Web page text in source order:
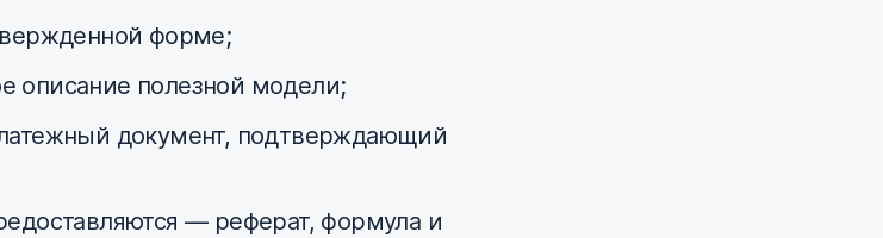
форме;
описание полезной модели;
документ, подтверждающий
— реферат, формула и